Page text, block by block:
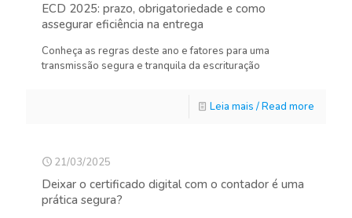
ECD 2025: prazo, obrigatoriedade e como
assegurar eficiência na entrega
Conheça as regras deste ano e fatores para uma
transmissão segura e tranquila da escrituração
Leia mais / Read more
21/03/2025
Deixar o certificado digital com o contador é uma
prática segura?